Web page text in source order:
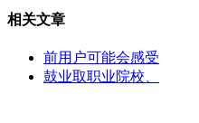
相关文章
前用户可能会感受
鼓业取职业院校、